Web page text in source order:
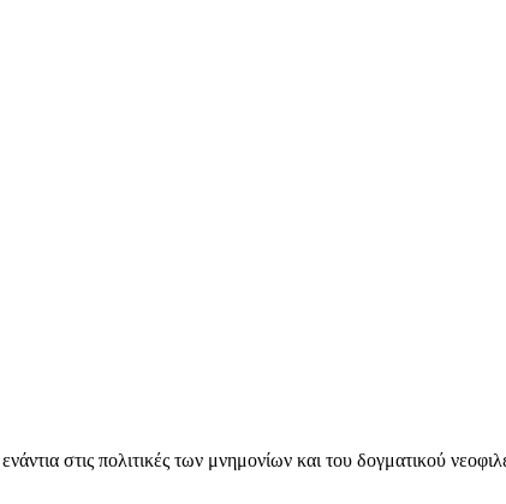
στις πολιτικές των μνημονίων και του δογματικού